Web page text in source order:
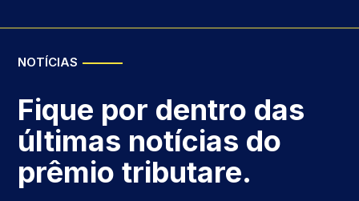
NOTÍCIAS
Fique por dentro das
últimas notícias do
prêmio tributare.